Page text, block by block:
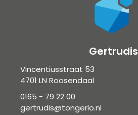
Gertrudis
Vincentiusstraat 53
4701 LN Roosendaal
0165 - 79 22 00
gertrudis@tongerlo.nl